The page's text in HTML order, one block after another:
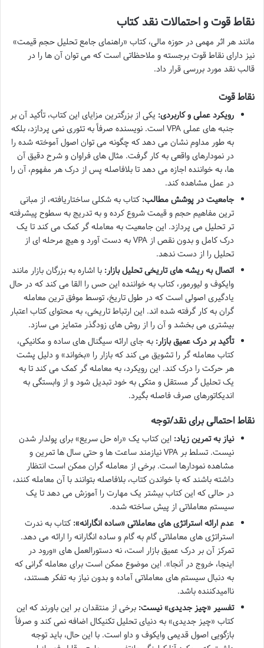
نقاط قوت و احتمالات نقد کتاب
مانند هر اثر مهمی در حوزه مالی، کتاب «راهنمای جامع تحلیل حجم قیمت»
نیز دارای نقاط قوت برجسته و ملاحظاتی است که می توان آن ها را در
قالب نقد مورد بررسی قرار داد.
نقاط قوت
رویکرد عملی و کاربردی: یکی از بزرگترین مزایای این کتاب، تأکید آن بر
جنبه های عملی VPA است. نویسنده صرفاً به تئوری نمی پردازد، بلکه
به طور مداوم نشان می دهد که چگونه می توان اصول آموخته شده را
در نمودارهای واقعی به کار گرفت. مثال های فراوان و شرح دقیق آن
ها، به خواننده اجازه می دهد تا بلافاصله پس از درک هر مفهوم، آن را
در عمل مشاهده کند.
جامعیت در پوشش مطالب: کتاب به شکلی ساختاریافته، از مبانی
ترین مفاهیم حجم و قیمت شروع کرده و به تدریج به سطوح پیشرفته
تر تحلیل می پردازد. این جامعیت به معامله گر کمک می کند تا یک
درک کامل و بدون نقص از VPA به دست آورد و هیچ مرحله ای از
تحلیل را از دست ندهد.
اتصال به ریشه های تاریخی تحلیل بازار: با اشاره به بزرگان بازار مانند
وایکوف و لیورمور، کتاب به خواننده این حس را القا می کند که در حال
یادگیری اصولی است که در طول تاریخ، توسط موفق ترین معامله
گران به کار گرفته شده اند. این ارتباط تاریخی، به محتوای کتاب اعتبار
بیشتری می بخشد و آن را از روش های زودگذر متمایز می سازد.
تأکید بر درک عمیق بازار: به جای ارائه سیگنال های ساده و مکانیکی،
کتاب معامله گر را تشویق می کند که بازار را «بخواند» و دلیل پشت
هر حرکت را درک کند. این رویکرد، به معامله گر کمک می کند تا به
یک تحلیل گر مستقل و متکی به خود تبدیل شود و از وابستگی به
اندیکاتورهای صرف فاصله بگیرد.
نقاط احتمالی برای نقد/توجه
نیاز به تمرین زیاد: این کتاب یک «راه حل سریع» برای پولدار شدن
نیست. تسلط بر VPA نیازمند ساعت ها و حتی سال ها تمرین و
مشاهده نمودارها است. برخی از معامله گران ممکن است انتظار
داشته باشند که با خواندن کتاب، بلافاصله بتوانند با آن معامله کنند،
در حالی که این کتاب بیشتر یک مهارت را آموزش می دهد تا یک
سیستم معاملاتی از پیش ساخته شده.
عدم ارائه استراتژی های معاملاتی «ساده انگارانه»: کتاب به ندرت
استراتژی های معاملاتی گام به گام و ساده انگارانه را ارائه می دهد.
تمرکز آن بر درک عمیق بازار است، نه دستورالعمل های «ورود در
اینجا، خروج در آنجا». این موضوع ممکن است برای معامله گرانی که
به دنبال سیستم های معاملاتی آماده و بدون نیاز به تفکر هستند،
ناامیدکننده باشد.
تفسیر «چیز جدیدی» نیست: برخی از منتقدان بر این باورند که این
کتاب «چیز جدیدی» به دنیای تحلیل تکنیکال اضافه نمی کند و صرفاً
بازگویی اصول قدیمی وایکوف و داو است. با این حال، باید توجه